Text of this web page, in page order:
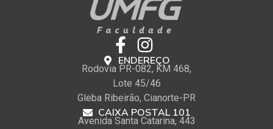
ENDEREÇO
Rodovia PR-082, KM 468,
Lote 45/46
Gleba Ribeirão, Cianorte-PR
CAIXA POSTAL 101
Avenida Santa Catarina, 443